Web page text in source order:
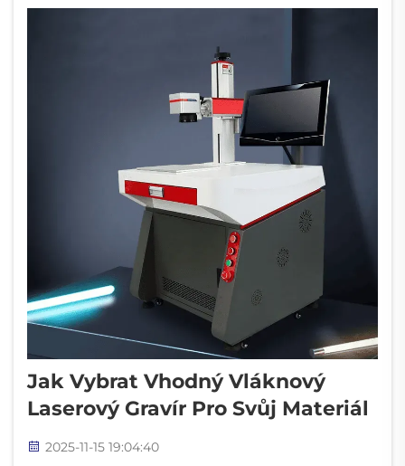
metody...
Jak Vybrat Vhodný Vláknový
Laserový Gravír Pro Svůj Materiál
2025-11-15 19:04:40